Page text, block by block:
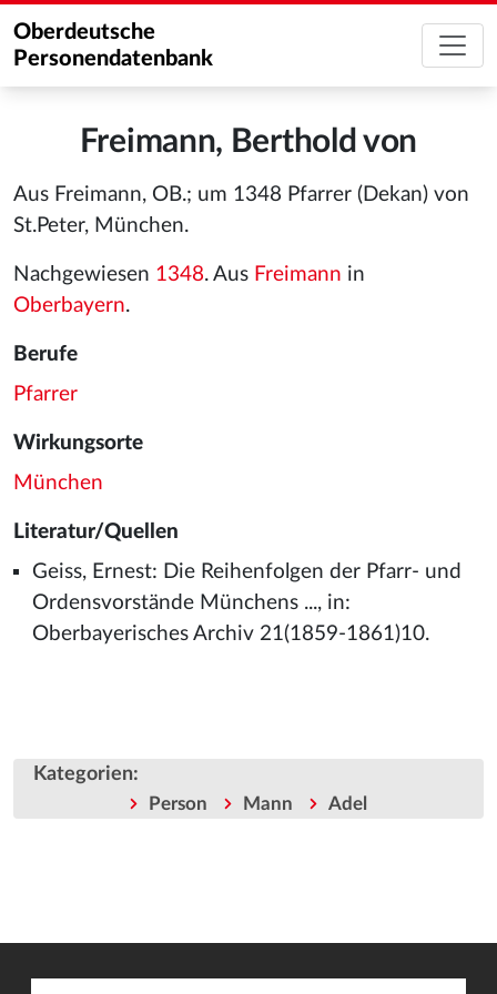
Oberdeutsche
Personendatenbank
Freimann, Berthold von
Aus Freimann, OB.; um 1348 Pfarrer (Dekan) von
St.Peter, München.
Nachgewiesen 1348. Aus Freimann in
Oberbayern.
Berufe
Pfarrer
Wirkungsorte
München
Literatur/Quellen
Geiss, Ernest: Die Reihenfolgen der Pfarr- und
Ordensvorstände Münchens ..., in:
Oberbayerisches Archiv 21(1859-1861)10.
Kategorien:
Person Mann Adel